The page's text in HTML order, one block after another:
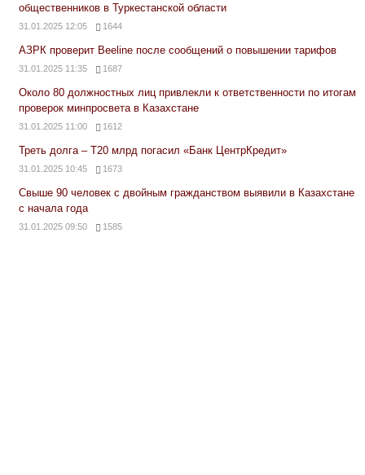
общественников в Туркестанской области
31.01.2025 12:05 1644
АЗРК проверит Beeline после сообщений о повышении тарифов
31.01.2025 11:35 1687
Около 80 должностных лиц привлекли к ответственности по итогам
проверок минпросвета в Казахстане
31.01.2025 11:00 1612
Треть долга – Т20 млрд погасил «Банк ЦентрКредит»
31.01.2025 10:45 1673
Свыше 90 человек с двойным гражданством выявили в Казахстане
с начала года
31.01.2025 09:50 1585